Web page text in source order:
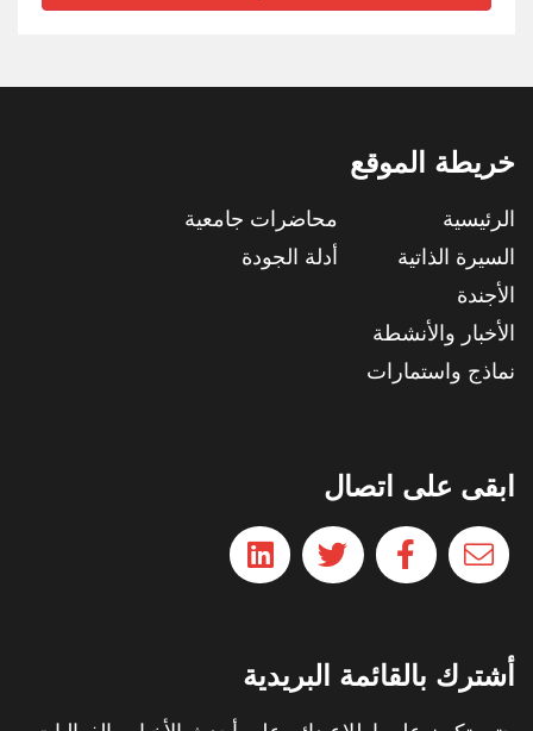
خريطة الموقع
الرئيسية
السيرة الذاتية
الأجندة
الأخبار والأنشطة
نماذج واستمارات
محاضرات جامعية
أدلة الجودة
ابقى على اتصال
أشترك بالقائمة البريدية